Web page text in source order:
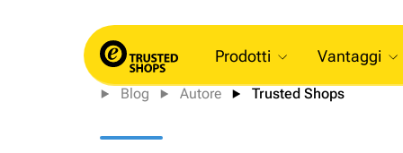
Prodotti Vantaggi
Blog Autore Trusted Shops